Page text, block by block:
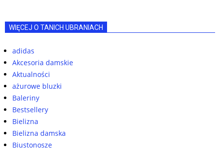
WIĘCEJ O TANICH UBRANIACH
adidas
Akcesoria damskie
Aktualności
ażurowe bluzki
Baleriny
Bestsellery
Bielizna
Bielizna damska
Biustonosze